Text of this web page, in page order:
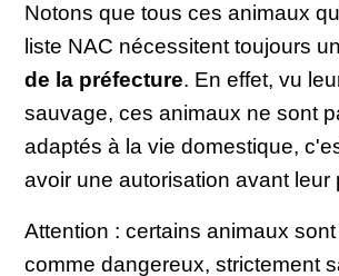
Notons que tous ces animaux
liste NAC nécessitent toujours
de la préfecture. En effet, vu
sauvage, ces animaux ne sont
adaptés à la vie domestique,
avoir une autorisation avant leur
Attention : certains animaux
comme dangereux, strictement